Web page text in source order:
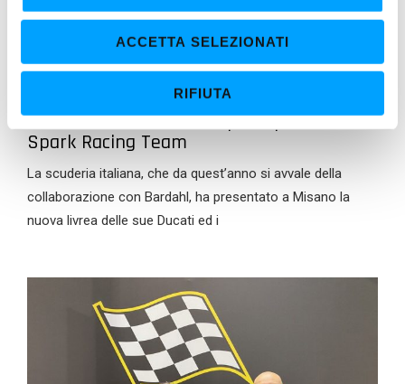
ACCETTA SELEZIONATI
RIFIUTA
Presentazione e test in pista per il Barni
Spark Racing Team
La scuderia italiana, che da quest’anno si avvale della
collaborazione con Bardahl, ha presentato a Misano la
nuova livrea delle sue Ducati ed i